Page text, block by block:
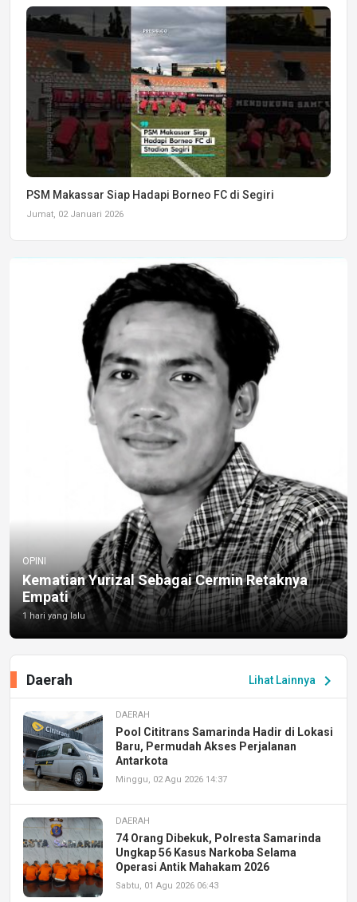
PSM Makassar Siap Hadapi Borneo FC di Segiri
Jumat, 02 Januari 2026
OPINI
Kematian Yurizal Sebagai Cermin Retaknya
Empati
1 hari yang lalu
Lihat Lainnya chevron_right
Daerah
DAERAH
Pool Cititrans Samarinda Hadir di Lokasi
Baru, Permudah Akses Perjalanan
Antarkota
Minggu, 02 Agu 2026 14:37
DAERAH
74 Orang Dibekuk, Polresta Samarinda
Ungkap 56 Kasus Narkoba Selama
Operasi Antik Mahakam 2026
Sabtu, 01 Agu 2026 06:43